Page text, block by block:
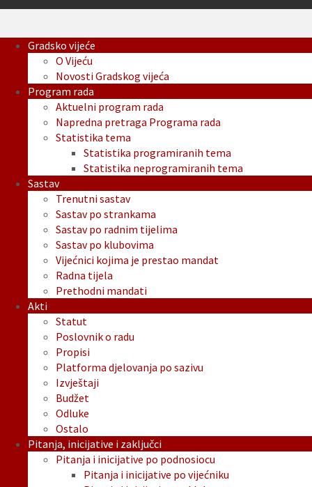
Gradsko vijeće
O Vijeću
Novosti Gradskog vijeća
Program rada
Aktuelni program rada
Napredna pretraga Programa rada
Statistika tema
Statistika programiranih tema
Statistika neprogramiranih tema
Sastav
Trenutni sastav
Sastav po strankama
Sastav po radnim tijelima
Sastav po klubovima
Vijećnici kojima je prestao mandat
Radna tijela
Prethodni mandati
Akti
Statut
Poslovnik o radu
Propisi
Platforma djelovanja po sazivu
Izvještaji
Budžet
Odluke
Ostalo
Pitanja, inicijative i zaključci
Pitanja i inicijative po podnosiocu
Pitanja i inicijative po vijećniku